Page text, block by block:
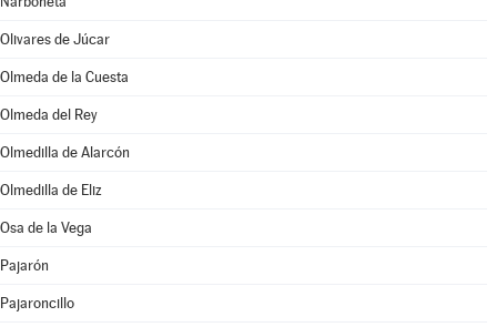
Olivares de Júcar
Olmeda de la Cuesta
Olmeda del Rey
Olmedilla de Alarcón
Olmedilla de Eliz
Osa de la Vega
Pajarón
Pajaroncillo